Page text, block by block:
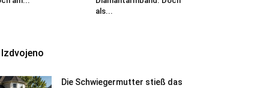
als...
Izdvojeno
Die Schwiegermutter stieß das